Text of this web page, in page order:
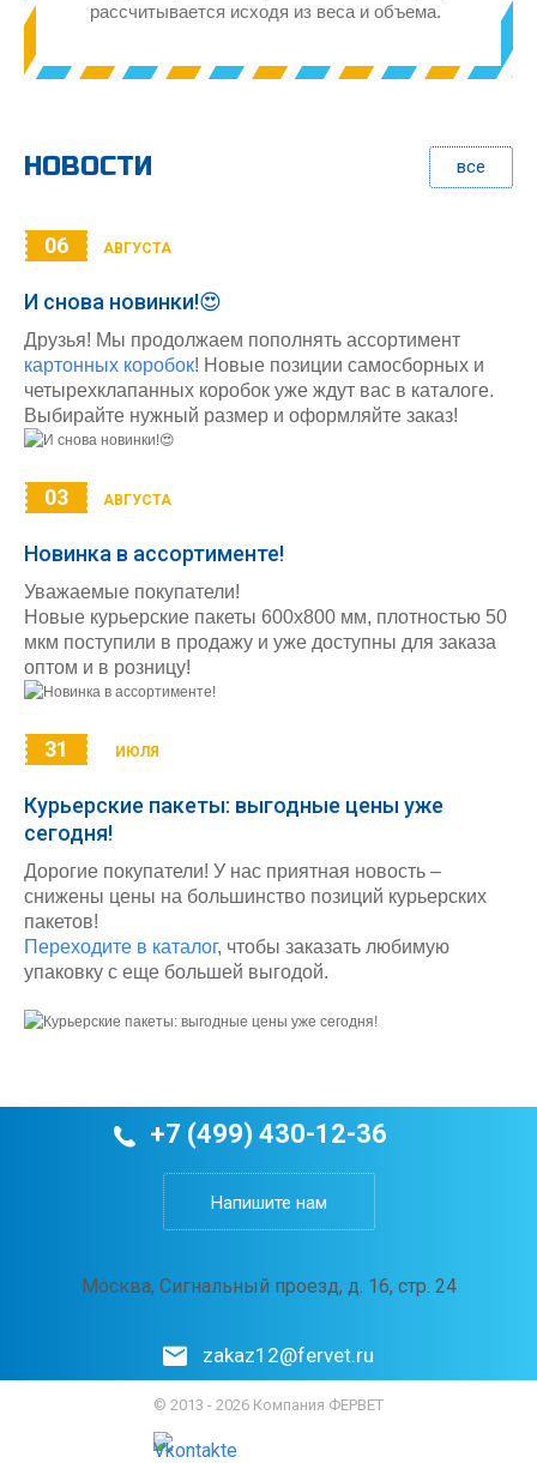
рассчитывается исходя из веса и объема.
НОВОСТИ все
06 АВГУСТА
И снова новинки!😍
Друзья! Мы продолжаем пополнять ассортимент
картонных коробок! Новые позиции самосборных и
четырехклапанных коробок уже ждут вас в каталоге.
Выбирайте нужный размер и оформляйте заказ!
03 АВГУСТА
Новинка в ассортименте!
Уважаемые покупатели!
Новые курьерские пакеты 600х800 мм, плотностью 50
мкм поступили в продажу и уже доступны для заказа
оптом и в розницу!
31 ИЮЛЯ
Курьерские пакеты: выгодные цены уже
сегодня!
Дорогие покупатели! У нас приятная новость –
снижены цены на большинство позиций курьерских
пакетов!
Переходите в каталог, чтобы заказать любимую
упаковку с еще большей выгодой.
+7 (499) 430-12-36
Напишите нам
Москва, Сигнальный проезд, д. 16, стр. 24
zakaz12@fervet.ru
© 2013 - 2026 Компания ФЕРВЕТ